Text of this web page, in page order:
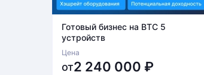
Готовый бизнес на BTC 5
устройств
Цена
от2 240 000 ₽